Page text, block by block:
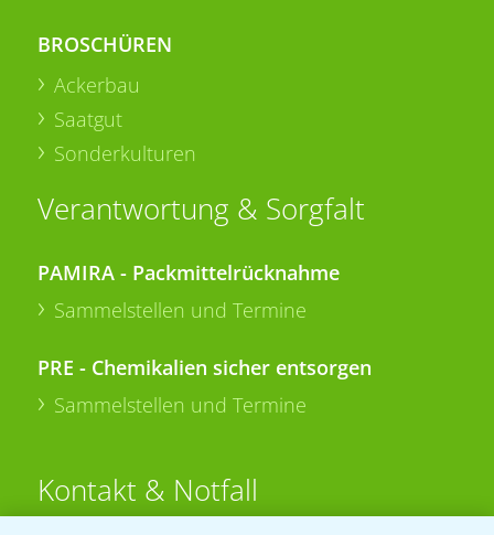
BROSCHÜREN
Ackerbau
Saatgut
Sonderkulturen
Verantwortung & Sorgfalt
PAMIRA - Packmittelrücknahme
Sammelstellen und Termine
PRE - Chemikalien sicher entsorgen
Sammelstellen und Termine
Kontakt & Notfall